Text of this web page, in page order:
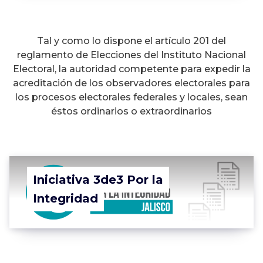
Tal y como lo dispone el artículo 201 del
reglamento de Elecciones del Instituto Nacional
Electoral, la autoridad competente para expedir la
acreditación de los observadores electorales para
los procesos electorales federales y locales, sean
éstos ordinarios o extraordinarios
Iniciativa 3de3 Por la
Integridad